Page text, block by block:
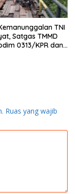
TNI
Satgas TMMD
0313/KPR dan
Ruas yang wajib